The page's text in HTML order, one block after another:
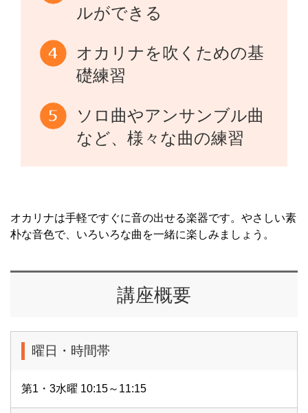
ルができる
オカリナを吹くための基
礎練習
ソロ曲やアンサンブル曲
など、様々な曲の練習
オカリナは手軽ですぐに音の出せる楽器です。やさしい素
朴な音色で、いろいろな曲を一緒に楽しみましょう。
講座概要
曜日・時間帯
第1・3水曜 10:15～11:15